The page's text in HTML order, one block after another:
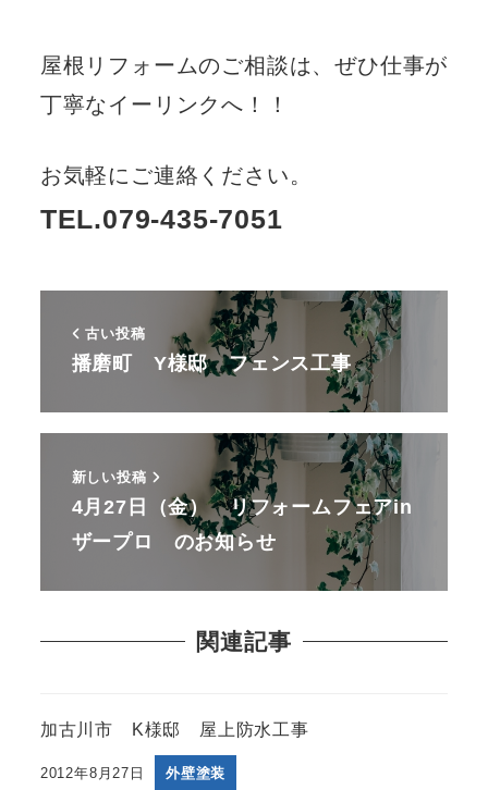
屋根リフォームのご相談は、ぜひ仕事が
丁寧なイーリンクへ！！
お気軽にご連絡ください。
TEL.079-435-7051
古い投稿
播磨町 Y様邸 フェンス工事
新しい投稿
4月27日（金） リフォームフェアin
ザープロ のお知らせ
関連記事
加古川市 K様邸 屋上防水工事
2012年8月27日 外壁塗装